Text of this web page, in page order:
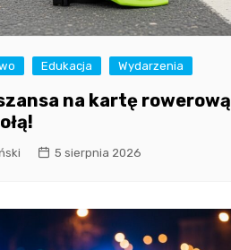
Edukacja Wydarzenia
na kartę rowerową
5 sierpnia 2026